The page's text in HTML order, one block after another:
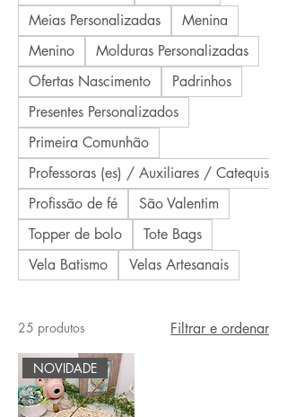
Meias Personalizadas
Menina
Menino
Molduras Personalizadas
Ofertas Nascimento
Padrinhos
Presentes Personalizados
Primeira Comunhão
Professoras (es) / Auxiliares / Catequistas
Profissão de fé
São Valentim
Topper de bolo
Tote Bags
Vela Batismo
Velas Artesanais
25 produtos Filtrar e ordenar
NOVIDADE